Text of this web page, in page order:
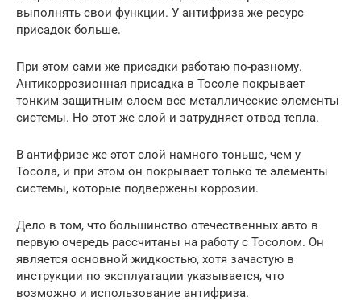
выполнять свои функции. У антифриза же ресурс
присадок больше.
При этом сами же присадки работаю по-разному.
Антикоррозионная присадка в Тосоле покрывает
тонким защитным слоем все металлические элементы
системы. Но этот же слой и затрудняет отвод тепла.
В антифризе же этот слой намного тоньше, чем у
Тосола, и при этом он покрывает только те элементы
системы, которые подвержены коррозии.
Дело в том, что большинство отечественных авто в
первую очередь рассчитаны на работу с Тосолом. Он
является основной жидкостью, хотя зачастую в
инструкции по эксплуатации указывается, что
возможно и использование антифриза.